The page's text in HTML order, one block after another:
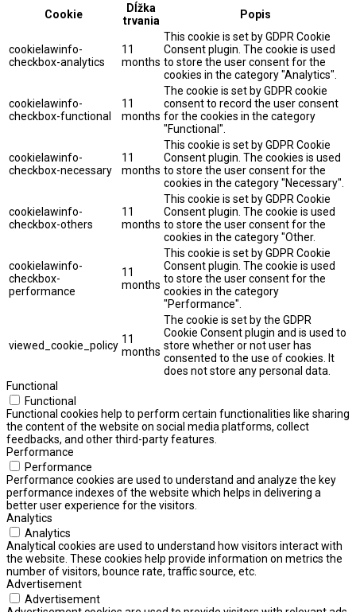
Cookie
Dĺžka
trvania
Popis
cookielawinfo-
checkbox-analytics
11
months
This cookie is set by GDPR Cookie
Consent plugin. The cookie is used
to store the user consent for the
cookies in the category "Analytics".
cookielawinfo-
checkbox-functional
11
months
The cookie is set by GDPR cookie
consent to record the user consent
for the cookies in the category
"Functional".
cookielawinfo-
checkbox-necessary
11
months
This cookie is set by GDPR Cookie
Consent plugin. The cookies is used
to store the user consent for the
cookies in the category "Necessary".
cookielawinfo-
checkbox-others
11
months
This cookie is set by GDPR Cookie
Consent plugin. The cookie is used
to store the user consent for the
cookies in the category "Other.
cookielawinfo-
checkbox-
performance
11
months
This cookie is set by GDPR Cookie
Consent plugin. The cookie is used
to store the user consent for the
cookies in the category
"Performance".
viewed_cookie_policy 11
months
The cookie is set by the GDPR
Cookie Consent plugin and is used to
store whether or not user has
consented to the use of cookies. It
does not store any personal data.
Functional
Functional
Functional cookies help to perform certain functionalities like sharing
the content of the website on social media platforms, collect
feedbacks, and other third-party features.
Performance
Performance
Performance cookies are used to understand and analyze the key
performance indexes of the website which helps in delivering a
better user experience for the visitors.
Analytics
Analytics
Analytical cookies are used to understand how visitors interact with
the website. These cookies help provide information on metrics the
number of visitors, bounce rate, traffic source, etc.
Advertisement
Advertisement